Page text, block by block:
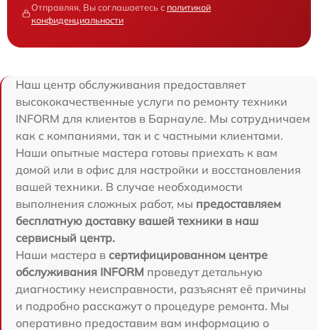
Отправляя, Вы соглашаетесь с политикой
конфиденциальности
Наш центр обслуживания предоставляет
высококачественные услуги по ремонту техники
INFORM для клиентов в Барнауле. Мы сотрудничаем
как с компаниями, так и с частными клиентами.
Наши опытные мастера готовы приехать к вам
домой или в офис для настройки и восстановления
вашей техники. В случае необходимости
выполнения сложных работ, мы предоставляем
бесплатную доставку вашей техники в наш
сервисный центр.
Наши мастера в сертифицированном центре
обслуживания INFORM проведут детальную
диагностику неисправности, разъяснят её причины
и подробно расскажут о процедуре ремонта. Мы
оперативно предоставим вам информацию о